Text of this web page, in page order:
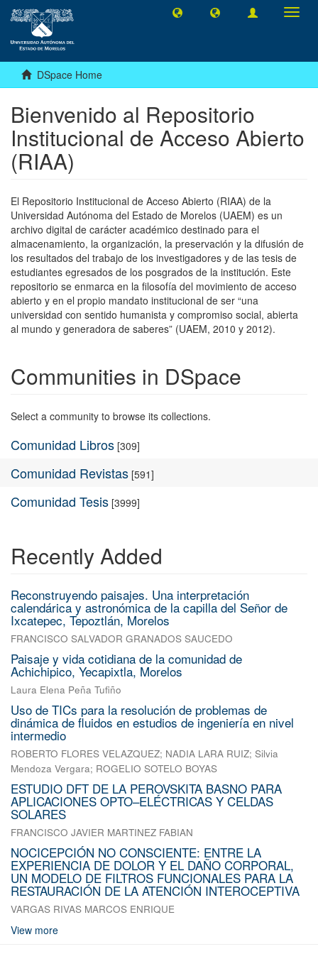
DSpace Home
Bienvenido al Repositorio
Institucional de Acceso Abierto
(RIAA)
El Repositorio Institucional de Acceso Abierto (RIAA) de la
Universidad Autónoma del Estado de Morelos (UAEM) es un
archivo digital de carácter académico destinado para el
almacenamiento, la organización, la preservación y la difusión de
los resultados del trabajo de los investigadores y de las tesis de
estudiantes egresados de los posgrados de la institución. Este
repositorio se enmarca en la filosofía del movimiento de acceso
abierto y en el propio mandato institucional de ser “una
universidad con sentido humanista y compromiso social, abierta
al mundo y generadora de saberes” (UAEM, 2010 y 2012).
Communities in DSpace
Select a community to browse its collections.
Comunidad Libros [309]
Comunidad Revistas [591]
Comunidad Tesis [3999]
Recently Added
Reconstruyendo paisajes. Una interpretación
calendárica y astronómica de la capilla del Señor de
Ixcatepec, Tepoztlán, Morelos
FRANCISCO SALVADOR GRANADOS SAUCEDO
Paisaje y vida cotidiana de la comunidad de
Achichipico, Yecapixtla, Morelos
Laura Elena Peña Tufiño
Uso de TICs para la resolución de problemas de
dinámica de fluidos en estudios de ingeniería en nivel
intermedio
ROBERTO FLORES VELAZQUEZ; NADIA LARA RUIZ; Silvia
Mendoza Vergara; ROGELIO SOTELO BOYAS
ESTUDIO DFT DE LA PEROVSKITA BASNO PARA
APLICACIONES OPTO–ELÉCTRICAS Y CELDAS
SOLARES
FRANCISCO JAVIER MARTINEZ FABIAN
NOCICEPCIÓN NO CONSCIENTE: ENTRE LA
EXPERIENCIA DE DOLOR Y EL DAÑO CORPORAL,
UN MODELO DE FILTROS FUNCIONALES PARA LA
RESTAURACIÓN DE LA ATENCIÓN INTEROCEPTIVA
VARGAS RIVAS MARCOS ENRIQUE
View more